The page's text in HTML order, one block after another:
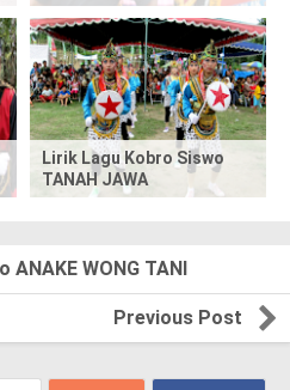
Lirik Lagu Kobro Siswo
TANAH JAWA
WONG TANI
Previous Post